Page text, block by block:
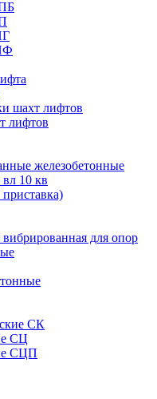
шахт лифтов
лифтов
железобетонные
10 кв
для опор
СК
СЦ
СЦП